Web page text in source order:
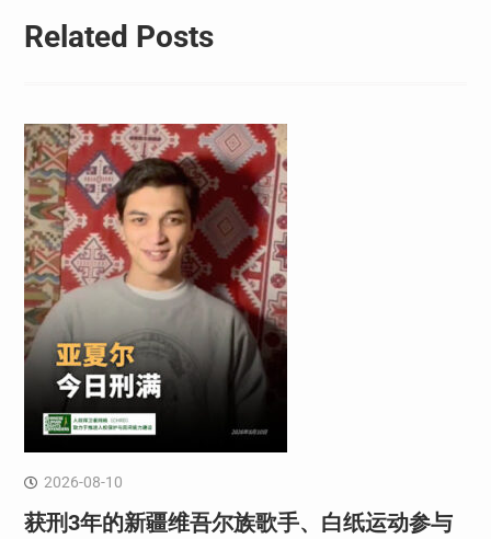
Related Posts
2026-08-10
获刑3年的新疆维吾尔族歌手、白纸运动参与